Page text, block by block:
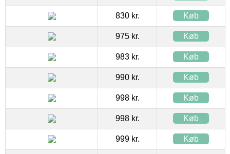
830 kr. Køb
975 kr. Køb
983 kr. Køb
990 kr. Køb
998 kr. Køb
998 kr. Køb
999 kr. Køb